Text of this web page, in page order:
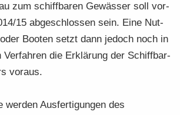
zum schiff­ba­ren Ge­wäs­ser soll vor­
15 ab­ge­schlos­sen sein. Eine Nut­
Boo­ten setzt dann je­doch noch in
Ver­fah­ren die Er­klä­rung der Schiff­bar­
vor­aus.
wer­den Aus­fer­ti­gun­gen des